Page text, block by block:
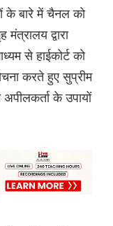
के बारे में चैनल को
द्वारा
से हाईकोर्ट को
करते हुए सुप्रीम
के उपायों